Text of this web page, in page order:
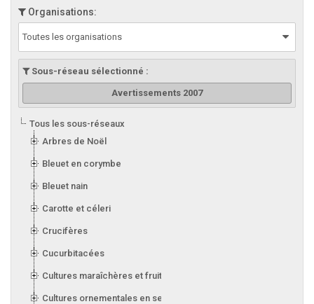
Organisations:
Toutes les organisations
Sous-réseau sélectionné :
Avertissements 2007
Tous les sous-réseaux
Arbres de Noël
Bleuet en corymbe
Bleuet nain
Carotte et céleri
Crucifères
Cucurbitacées
Cultures maraîchères et fruitières en serre
Cultures ornementales en serre